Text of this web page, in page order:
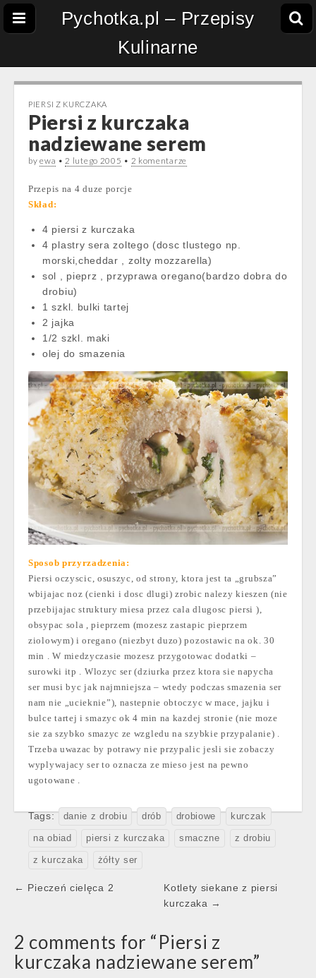
Pychotka.pl – Przepisy
Kulinarne
PIERSI Z KURCZAKA
Piersi z kurczaka
nadziewane serem
byewa •2 lutego 2005 • 2 komentarze
Przepis na 4 duze porcje
Skład:
4 piersi z kurczaka
4 plastry sera zoltego (dosc tlustego np.
morski,cheddar , zolty mozzarella)
sol , pieprz , przyprawa oregano(bardzo dobra do
drobiu)
1 szkl. bulki tartej
2 jajka
1/2 szkl. maki
olej do smazenia
Sposob przyrzadzenia:
Piersi oczyscic, osuszyc, od strony, ktora jest ta „grubsza”
wbijajac noz (cienki i dosc dlugi) zrobic nalezy kieszen (nie
przebijajac struktury miesa przez cala dlugosc piersi ),
obsypac sola , pieprzem (mozesz zastapic pieprzem
ziolowym) i oregano (niezbyt duzo) pozostawic na ok. 30
min . W miedzyczasie mozesz przygotowac dodatki –
surowki itp . Wlozyc ser (dziurka przez ktora sie napycha
ser musi byc jak najmniejsza – wtedy podczas smazenia ser
nam nie „ucieknie”), nastepnie obtoczyc w mace, jajku i
bulce tartej i smazyc ok 4 min na kazdej stronie (nie moze
sie za szybko smazyc ze wzgledu na szybkie przypalanie) .
Trzeba uwazac by potrawy nie przypalic jesli sie zobaczy
wyplywajacy ser to oznacza ze mieso jest na pewno
ugotowane .
Tags: danie z drobiu drób drobiowe kurczak
na obiad piersi z kurczaka smaczne z drobiu
z kurczaka żółty ser
Post
← Pieczeń cielęca 2
Kotlety siekane z piersi
kurczaka →
2 comments for “Piersi z
kurczaka nadziewane serem”